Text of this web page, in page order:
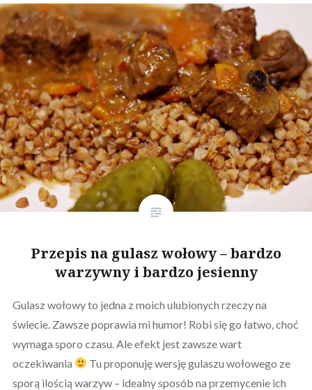
Przepis na gulasz wołowy – bardzo
warzywny i bardzo jesienny
Gulasz wołowy to jedna z moich ulubionych rzeczy na
świecie. Zawsze poprawia mi humor! Robi się go łatwo, choć
wymaga sporo czasu. Ale efekt jest zawsze wart
oczekiwania
Tu proponuję wersję gulaszu wołowego ze
sporą ilością warzyw – idealny sposób na przemycenie ich